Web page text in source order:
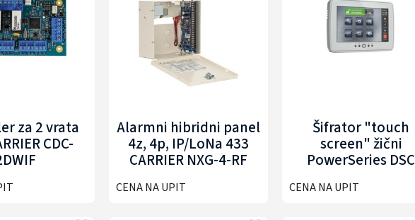
za 2 vrata
CDC-
Alarmni hibridni panel
4z, 4p, IP/LoNa 433
CARRIER NXG-4-RF
CENA NA UPIT
Šifrator "touch
screen" žični
PowerSeries DSC
CENA NA UPIT